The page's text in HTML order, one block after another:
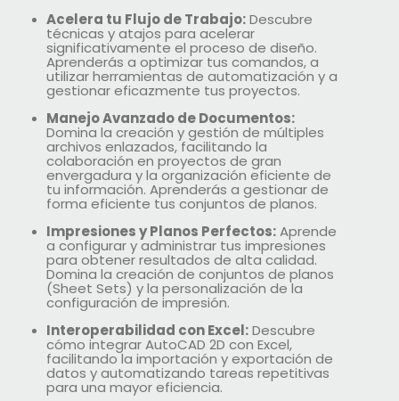
Acelera tu Flujo de Trabajo:Descubre
técnicas y atajos para acelerar
significativamente el proceso de diseño.
Aprenderás a optimizar tus comandos, a
utilizar herramientas de automatización y a
gestionar eficazmente tus proyectos.
Manejo Avanzado de Documentos:
Domina la creación y gestión de múltiples
archivos enlazados, facilitando la
colaboración en proyectos de gran
envergadura y la organización eficiente de
tu información. Aprenderás a gestionar de
forma eficiente tus conjuntos de planos.
Impresiones y Planos Perfectos:Aprende
a configurar y administrar tus impresiones
para obtener resultados de alta calidad.
Domina la creación de conjuntos de planos
(Sheet Sets) y la personalización de la
configuración de impresión.
Interoperabilidad con Excel:Descubre
cómo integrar AutoCAD 2D con Excel,
facilitando la importación y exportación de
datos y automatizando tareas repetitivas
para una mayor eficiencia.